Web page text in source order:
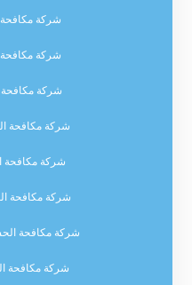
شركة مكافحة
شركة
شركة مكافحة
شركة مكافحة
شركة مكافحة
شركة مكافحة
شركة مكافحة
شركة مكافحة